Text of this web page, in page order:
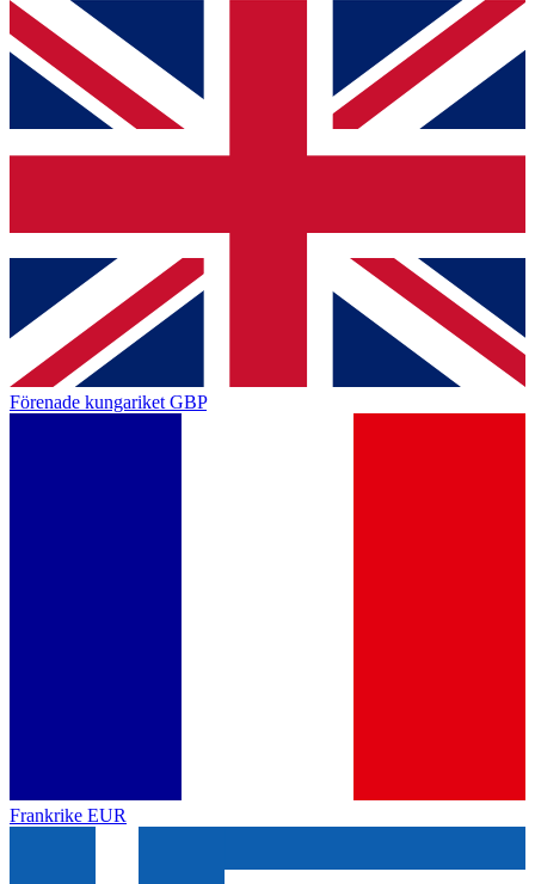
Förenade kungariket GBP
Frankrike EUR